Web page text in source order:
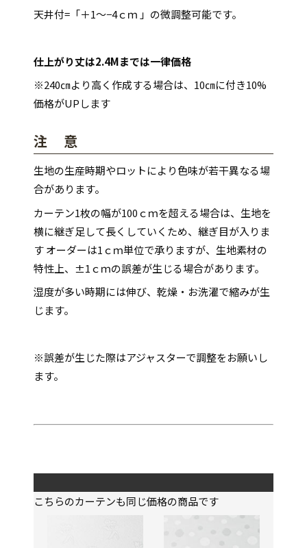
天井付=「＋1～−4ｃｍ 」の微調整可能です。
仕上がり丈は2.4Mまでは一律価格
※240㎝より高く作成する場合は、10㎝に付き10%
価格がUPします
注 意
生地の生産時期やロットにより色味が若干異なる場
合があります。
カーテン1枚の幅が100ｃｍを超える場合は、生地を
横に継ぎ足して長くしていくため、継ぎ目が入りま
す オーダーは1ｃｍ単位で承りますが、生地素材の
特性上、±1ｃｍの誤差が生じる場合があります。
湿度が多い時期には伸び、乾燥・お洗濯で縮みが生
じます。
※誤差が生じた際はアジャスターで調整をお願いし
ます。
こちらのカーテンも同じ価格の商品です